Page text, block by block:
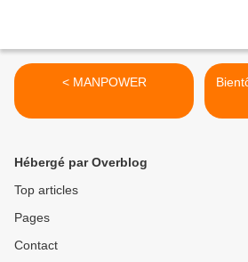
< MANPOWER
Hébergé par Overblog
Top articles
Pages
Contact